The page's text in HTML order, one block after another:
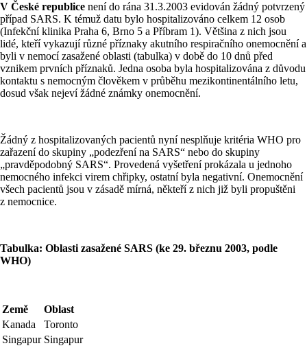
V České republice není do rána 31.3.2003 evidován žádný potvrzený
případ SARS. K témuž datu bylo hospitalizováno celkem 12 osob
(Infekční klinika Praha 6, Brno 5 a Příbram 1). Většina z nich jsou
lidé, kteří vykazují různé příznaky akutního respiračního onemocnění a
byli v nemocí zasažené oblasti (tabulka) v době do 10 dnů před
vznikem prvních příznaků. Jedna osoba byla hospitalizována z důvodu
kontaktu s nemocným člověkem v průběhu mezikontinentálního letu,
dosud však nejeví žádné známky onemocnění.
Žádný z hospitalizovaných pacientů nyní nesplňuje kritéria WHO pro
zařazení do skupiny „podezření na SARS“ nebo do skupiny
„pravděpodobný SARS“. Provedená vyšetření prokázala u jednoho
nemocného infekci virem chřipky, ostatní byla negativní. Onemocnění
všech pacientů jsou v zásadě mírná, někteří z nich již byli propuštěni
z nemocnice.
Tabulka: Oblasti zasažené SARS (ke 29. březnu 2003, podle
WHO)
Země
Oblast
Kanada
Toronto
Singapur Singapur